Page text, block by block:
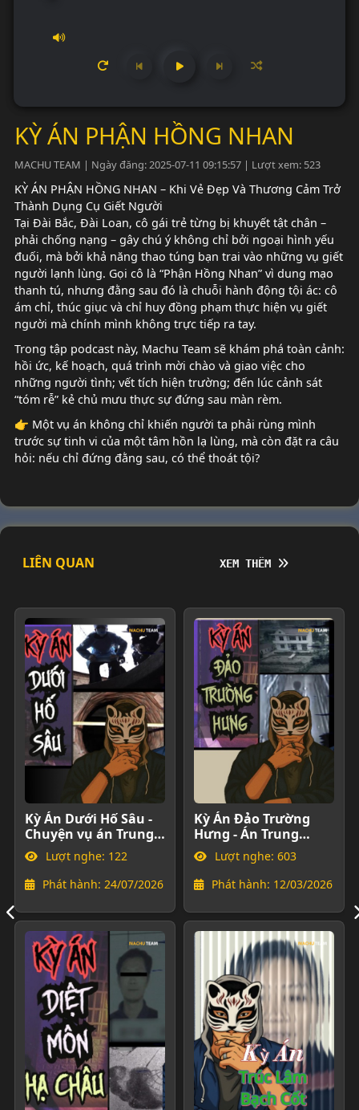
KỲ ÁN PHẬN HỒNG NHAN
MACHU TEAM | Ngày đăng: 2025-07-11 09:15:57 | Lượt xem: 523
KỲ ÁN PHẬN HỒNG NHAN – Khi Vẻ Đẹp Và Thương Cảm Trở
Thành Dụng Cụ Giết Người
Tại Đài Bắc, Đài Loan, cô gái trẻ từng bị khuyết tật chân –
phải chống nạng – gây chú ý không chỉ bởi ngoại hình yếu
đuối, mà bởi khả năng thao túng bạn trai vào những vụ giết
người lạnh lùng. Gọi cô là “Phận Hồng Nhan” vì dung mạo
thanh tú, nhưng đằng sau đó là chuỗi hành động tội ác: cô
ám chỉ, thúc giục và chỉ huy đồng phạm thực hiện vụ giết
người mà chính mình không trực tiếp ra tay.
Trong tập podcast này, Machu Team sẽ khám phá toàn cảnh:
hồi ức, kế hoạch, quá trình mời chào và giao việc cho
những người tình; vết tích hiện trường; đến lúc cảnh sát
“tóm rễ” kẻ chủ mưu thực sự đứng sau màn rèm.
👉 Một vụ án không chỉ khiến người ta phải rùng mình
trước sự tinh vi của một tâm hồn lạ lùng, mà còn đặt ra câu
hỏi: nếu chỉ đứng đằng sau, có thể thoát tội?
LIÊN QUAN
XEM THÊM
Kỳ Án Dưới Hố Sâu -
Chuyện vụ án Trung
QuốcLượt nghe: 122
Phát hành: 24/07/2026
Kỳ Án Đảo Trường
Hưng - Án Trung
QuốcLượt nghe: 603
Phát hành: 12/03/2026